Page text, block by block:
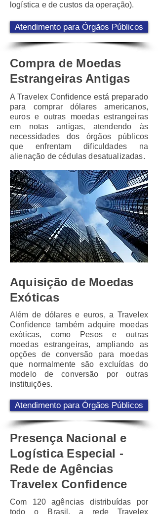
logística e de custos da operação).
Atendimento para Órgãos Públicos
Compra de Moedas
Estrangeiras Antigas
A Travelex Confidence está preparado
para comprar dólares americanos,
euros e outras moedas estrangeiras
em notas antigas, atendendo às
necessidades dos órgãos públicos
que enfrentam dificuldades na
alienação de cédulas desatualizadas.
Aquisição de Moedas
Exóticas
Além de dólares e euros, a Travelex
Confidence também adquire moedas
exóticas, como Pesos e outras
moedas estrangeiras, ampliando as
opções de conversão para moedas
que normalmente são excluídas do
modelo de conversão por outras
instituições.
Atendimento para Órgãos Públicos
Presença Nacional e
Logística Especial -
Rede de Agências
Travelex Confidence
Com 120 agências distribuídas por
todo o Brasil, a rede Travelex